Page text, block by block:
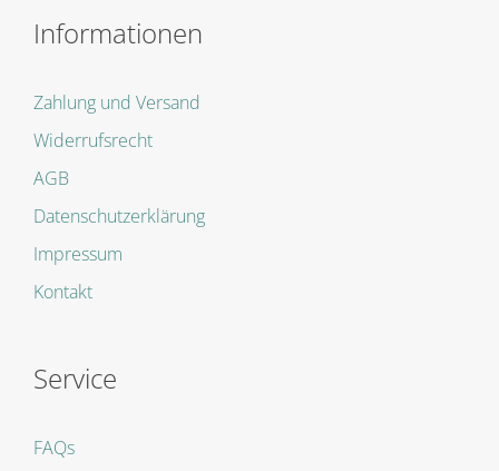
Informationen
Zahlung und Versand
Widerrufsrecht
AGB
Datenschutzerklärung
Impressum
Kontakt
Service
FAQs